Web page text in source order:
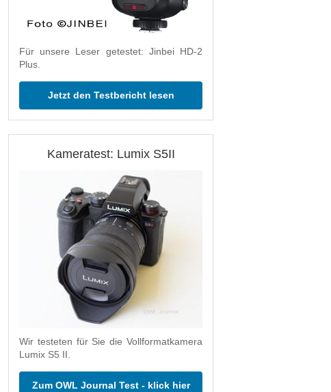
Für unsere Leser getestet: Jinbei HD-2
Plus.
Jetzt den Testbericht lesen
Kameratest: Lumix S5II
Wir testeten für Sie die Vollformatkamera
Lumix S5 II.
Zum OWL Journal Test - klick hier